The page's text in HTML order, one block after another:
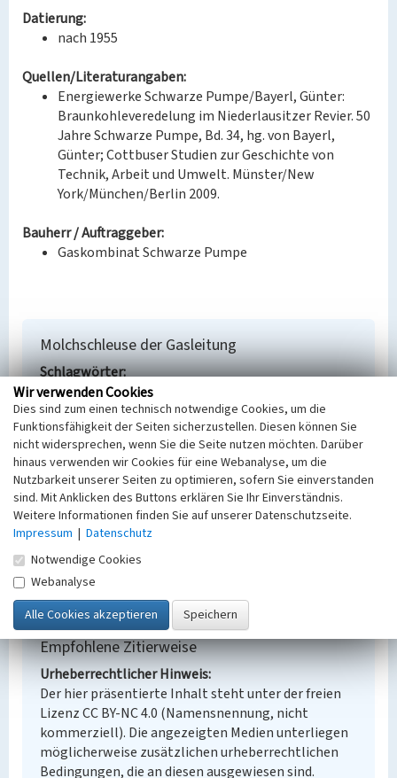
Datierung:
nach 1955
Quellen/Literaturangaben:
Energiewerke Schwarze Pumpe/Bayerl, Günter:
Braunkohleveredelung im Niederlausitzer Revier. 50
Jahre Schwarze Pumpe, Bd. 34, hg. von Bayerl,
Günter; Cottbuser Studien zur Geschichte von
Technik, Arbeit und Umwelt. Münster/New
York/München/Berlin 2009.
Bauherr / Auftraggeber:
Gaskombinat Schwarze Pumpe
Molchschleuse der Gasleitung
Schlagwörter
Ort
Spreetal
Alternativer Ortsname
Sprjewiny Dol
Fachsicht(en)
Denkmalpflege
Erfassungsmaßstab
Keine Angabe
Übernahme aus externer Fachdatenbank
Empfohlene Zitierweise
Urheberrechtlicher Hinweis
Der hier präsentierte Inhalt steht unter der freien
Lizenz CC BY-NC 4.0 (Namensnennung, nicht
kommerziell). Die angezeigten Medien unterliegen
möglicherweise zusätzlichen urheberrechtlichen
Bedingungen, die an diesen ausgewiesen sind.
Wir verwenden Cookies
Dies sind zum einen technisch notwendige Cookies, um die
Funktionsfähigkeit der Seiten sicherzustellen. Diesen können Sie
nicht widersprechen, wenn Sie die Seite nutzen möchten. Darüber
hinaus verwenden wir Cookies für eine Webanalyse, um die
Nutzbarkeit unserer Seiten zu optimieren, sofern Sie einverstanden
sind. Mit Anklicken des Buttons erklären Sie Ihr Einverständnis.
Weitere Informationen finden Sie auf unserer Datenschutzseite.
Impressum | Datenschutz
Notwendige Cookies
Webanalyse